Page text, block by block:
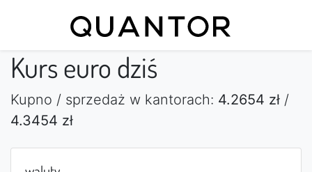
Kurs euro dziś
Kupno / sprzedaż w kantorach: 4.2654 zł /
4.3454 zł